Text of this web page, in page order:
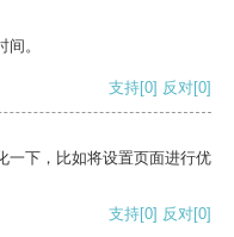
。
支持[0] 反对[0]
一下，比如将设置页面进行优
支持[0] 反对[0]